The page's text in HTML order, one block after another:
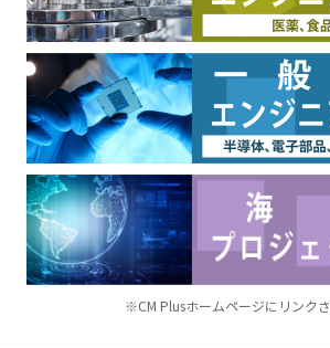
※CM Plusホームページにリンク